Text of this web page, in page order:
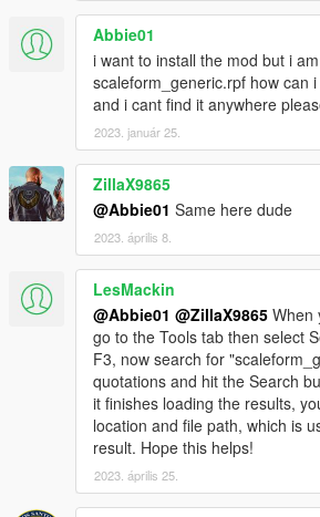
Abbie01
i want to install the mod but i
scaleform_generic.rpf how can
and i cant find it anywhere
2023. január 25.
ZillaX9865
@Abbie01 Same here dude
2023. április 8.
LesMackin
@Abbie01 @ZillaX9865 When
go to the Tools tab then select
F3, now search for
quotations and hit the Search
it finishes loading the results,
location and file path, which is
result. Hope this helps!
2023. április 25.